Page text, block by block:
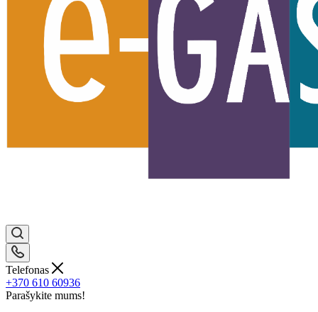
Telefonas
+370 610 60936
Parašykite mums!